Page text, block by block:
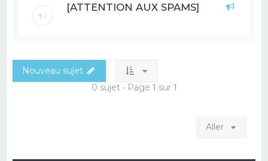
[ATTENTION AUX SPAMS]
Nouveau sujet
0 sujet • Page 1 sur 1
Aller